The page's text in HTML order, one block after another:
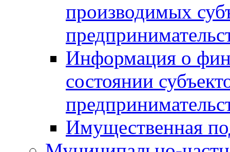
производимых
Информация о
состоянии
Имущественная